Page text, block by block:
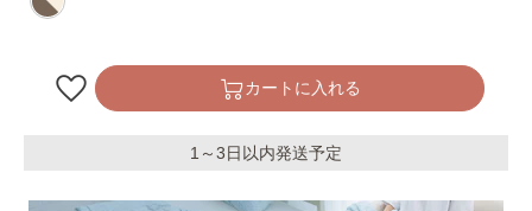
カートに入れる
1～3日以内発送予定